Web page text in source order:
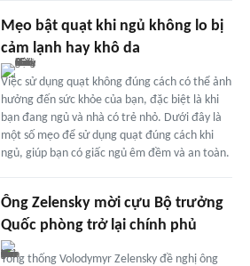
Mẹo bật quạt khi ngủ không lo bị
cảm lạnh hay khô da
Việc sử dụng quạt không đúng cách có thể ảnh
hưởng đến sức khỏe của bạn, đặc biệt là khi
bạn đang ngủ và nhà có trẻ nhỏ. Dưới đây là
một số mẹo để sử dụng quạt đúng cách khi
ngủ, giúp bạn có giấc ngủ êm đềm và an toàn.
Ông Zelensky mời cựu Bộ trưởng
Quốc phòng trở lại chính phủ
Tổng thống Volodymyr Zelensky đề nghị ông